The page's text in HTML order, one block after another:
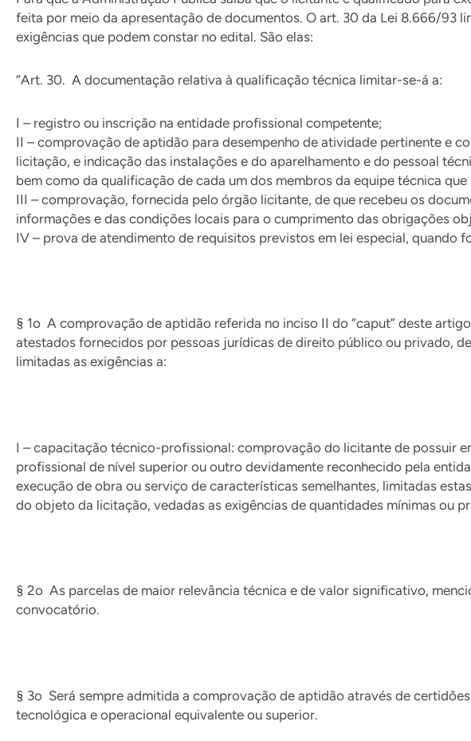
feita por meio da apresentação de documentos. O art. 30 da Lei 8.666/93
exigências que podem constar no edital. São elas:
“Art. 30. A documentação relativa à qualificação técnica limitar-se-á a:
I – registro ou inscrição na entidade profissional competente;
II – comprovação de aptidão para desempenho de atividade pertinente e
licitação, e indicação das instalações e do aparelhamento e do pessoal
bem como da qualificação de cada um dos membros da equipe técnica
III – comprovação, fornecida pelo órgão licitante, de que recebeu os
informações e das condições locais para o cumprimento das obrigações
IV – prova de atendimento de requisitos previstos em lei especial, quando
§ 1o A comprovação de aptidão referida no inciso II do “caput” deste
atestados fornecidos por pessoas jurídicas de direito público ou privado,
limitadas as exigências a:
I – capacitação técnico-profissional: comprovação do licitante de possuir
profissional de nível superior ou outro devidamente reconhecido pela
execução de obra ou serviço de características semelhantes, limitadas
do objeto da licitação, vedadas as exigências de quantidades mínimas ou
§ 2o As parcelas de maior relevância técnica e de valor significativo,
convocatório.
§ 3o Será sempre admitida a comprovação de aptidão através de
tecnológica e operacional equivalente ou superior.